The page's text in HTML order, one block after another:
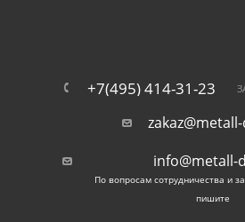
Применение
хомутов в
+7(495) 414-31-23
info@metall-
По вопросам сотрудничества и
пишите